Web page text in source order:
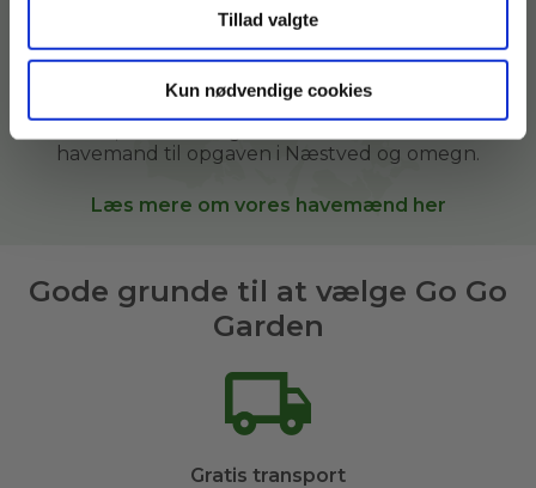
Tillad valgte
Kun nødvendige cookies
deres lokalområde.
Vi hjælper i vores kunders haver derhjemme, i
sommerhuse, kolonihaver og andre grønne
havemand til opgaven i Næstved og omegn.
Læs mere om vores havemænd her
Gode grunde til at vælge Go Go
Garden
Gratis transport